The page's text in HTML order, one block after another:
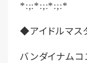
*:;:*:;:*:;:*
◆アイドルマス
バンダイナムコ